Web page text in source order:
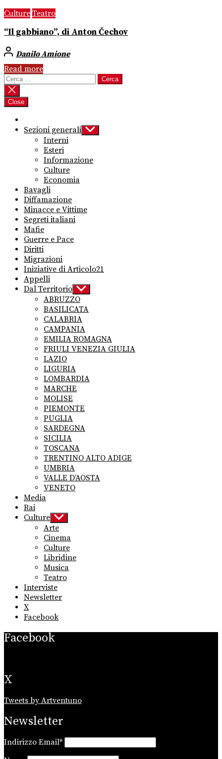
Culture Teatro
“Il gabbiano”, di Anton Čechov
Danilo Amione
Read more
Ricerca
per:
Close
Sezioni generali Show
sub
Interni
Esteri
Informazione
Culture
Economia
Bavagli
Diffamazione
Minacce e Vittime
Segreti italiani
Mafie
Guerre e Pace
Diritti
Migrazioni
Iniziative di Articolo21
Appelli
Dal Territorio Show
sub
menu
ABRUZZO
BASILICATA
CALABRIA
CAMPANIA
EMILIA ROMAGNA
FRIULI VENEZIA GIULIA
LAZIO
LIGURIA
LOMBARDIA
MARCHE
MOLISE
PIEMONTE
PUGLIA
SARDEGNA
SICILIA
TOSCANA
TRENTINO ALTO ADIGE
UMBRIA
VALLE D’AOSTA
VENETO
Media
Rai
Culture Show
sub
menu
Arte
Cinema
Culture
Libridine
Musica
Teatro
Interviste
Newsletter
X
Facebook
Facebook
X
Tweets by Artventuno
Newsletter
Indirizzo Email*